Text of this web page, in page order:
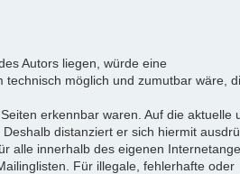
Autors liegen, würde eine
möglich und zumutbar wäre,
erkennbar waren. Auf die aktuelle
distanziert er sich hiermit
alle innerhalb des eigenen
Für illegale, fehlerhafte oder